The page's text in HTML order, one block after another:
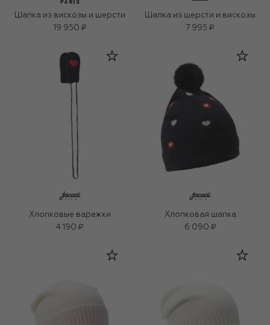
Шапка из вискозы и шерсти
19 950 ₽
Шапка из шерсти и вискозы
7 995 ₽
Хлопковые варежки
4 190 ₽
Хлопковая шапка
6 090 ₽